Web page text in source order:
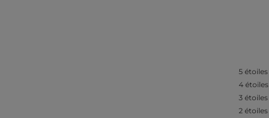
5 étoiles
4 étoiles
3 étoiles
2 étoiles